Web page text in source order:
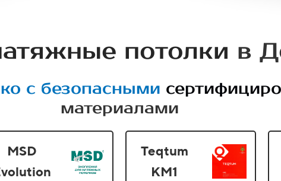
потолки в
с безопасными
материалами
MSD
Teqtum
KM1